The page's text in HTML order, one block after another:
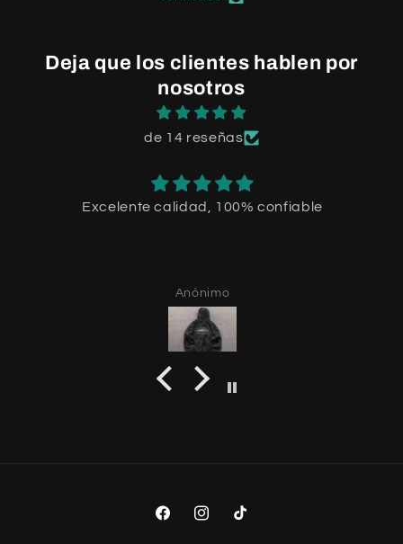
Deja que los clientes hablen por
nosotros
de 14 reseñas
Excelente calidad, 100% confiable
Anónimo
FacebookInstagram
TikTok